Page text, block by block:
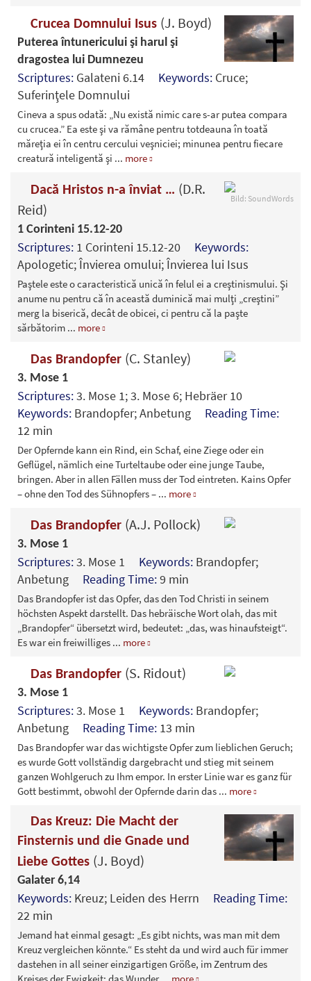
Crucea Domnului Isus (J. Boyd)
Puterea întunericului şi harul şi
dragostea lui Dumnezeu
Scriptures: Galateni 6.14 Keywords: Cruce;
Suferinţele Domnului
Cineva a spus odată: „Nu există nimic care s-ar putea compara
cu crucea.” Ea este şi va rămâne pentru totdeauna în toată
măreţia ei în centru cercului veşniciei; minunea pentru fiecare
creatură inteligentă şi ... more
Bild: SoundWords
Dacă Hristos n-a înviat … (D.R.
Reid)
1 Corinteni 15.12-20
Scriptures: 1 Corinteni 15.12-20 Keywords:
Apologetic; Învierea omului; Învierea lui Isus
Paştele este o caracteristică unică în felul ei a creştinismului. Şi
anume nu pentru că în această duminică mai mulţi „creştini”
merg la biserică, decât de obicei, ci pentru că la paşte
sărbătorim ... more
Das Brandopfer (C. Stanley)
3. Mose 1
Scriptures:3. Mose 1; 3. Mose 6; Hebräer 10
Keywords: Brandopfer; Anbetung Reading Time:
12 min
Der Opfernde kann ein Rind, ein Schaf, eine Ziege oder ein
Geflügel, nämlich eine Turteltaube oder eine junge Taube,
bringen. Aber in allen Fällen muss der Tod eintreten. Kains Opfer
– ohne den Tod des Sühnopfers – ... more
Das Brandopfer (A.J. Pollock)
3. Mose 1
Scriptures:3. Mose 1 Keywords: Brandopfer;
Anbetung Reading Time:9 min
Das Brandopfer ist das Opfer, das den Tod Christi in seinem
höchsten Aspekt darstellt. Das hebräische Wort olah, das mit
„Brandopfer“ übersetzt wird, bedeutet: „das, was hinaufsteigt“.
Es war ein freiwilliges ... more
Das Brandopfer (S. Ridout)
3. Mose 1
Scriptures:3. Mose 1 Keywords: Brandopfer;
Anbetung Reading Time: 13 min
Das Brandopfer war das wichtigste Opfer zum lieblichen Geruch;
es wurde Gott vollständig dargebracht und stieg mit seinem
ganzen Wohlgeruch zu Ihm empor. In erster Linie war es ganz für
Gott bestimmt, obwohl der Opfernde darin das ... more
Das Kreuz: Die Macht der
Finsternis und die Gnade und
Liebe Gottes (J. Boyd)
Galater 6,14
Keywords: Kreuz; Leiden des Herrn Reading Time:
22 min
Jemand hat einmal gesagt: „Es gibt nichts, was man mit dem
Kreuz vergleichen könnte.“ Es steht da und wird auch für immer
dastehen in all seiner einzigartigen Größe, im Zentrum des